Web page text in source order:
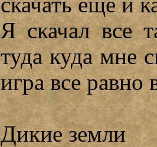
Я скачал все
туда куда мне
игра все равно
Дикие земли